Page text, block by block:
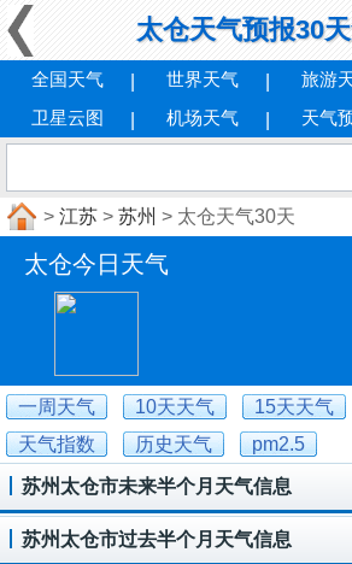
太仓天气预报30
全国天气 世界天气 旅游
卫星云图
机场天气 天气
> 江苏 > 苏州 > 太仓天气30天
太仓今日天气
一周天气 10天天气 15天天气
天气指数
历史天气 pm2.5
苏州太仓市未来半个月天气信息
苏州太仓市过去半个月天气信息